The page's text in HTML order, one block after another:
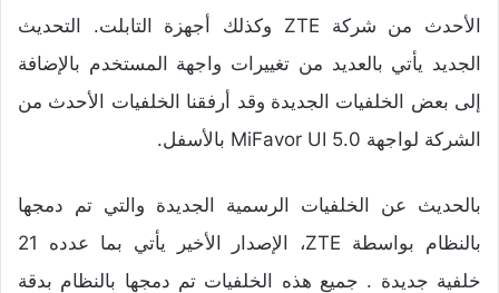
الأحدث من شركة ZTE وكذلك أجهزة التابلت. التحديث
الجديد يأتي بالعديد من تغييرات واجهة المستخدم بالإضافة
إلى بعض الخلفيات الجديدة وقد أرفقنا الخلفيات الأحدث من
الشركة لواجهة MiFavor UI 5.0 بالأسفل.
بالحديث عن الخلفيات الرسمية الجديدة والتي تم دمجها
بالنظام بواسطة ZTE، الإصدار الأخير يأتي بما عدده 21
خلفية جديدة . جميع هذه الخلفيات تم دمجها بالنظام بدقة